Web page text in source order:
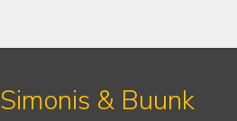
& Buunk